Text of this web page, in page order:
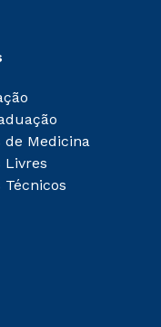
de Medicina
Livres
Técnicos